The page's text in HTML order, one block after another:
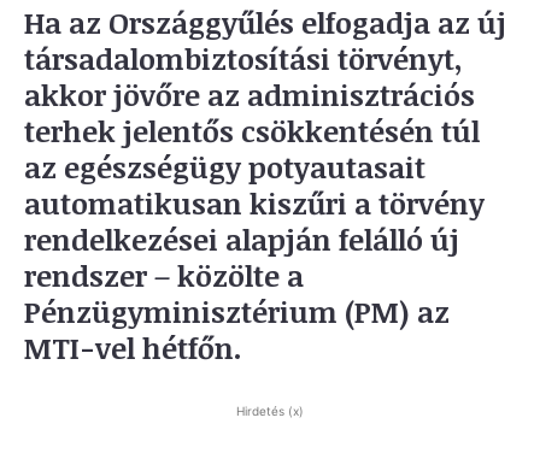
Ha az Országgyűlés elfogadja az új
társadalombiztosítási törvényt,
akkor jövőre az adminisztrációs
terhek jelentős csökkentésén túl
az egészségügy potyautasait
automatikusan kiszűri a törvény
rendelkezései alapján felálló új
rendszer – közölte a
Pénzügyminisztérium (PM) az
MTI-vel hétfőn.
Hirdetés (x)